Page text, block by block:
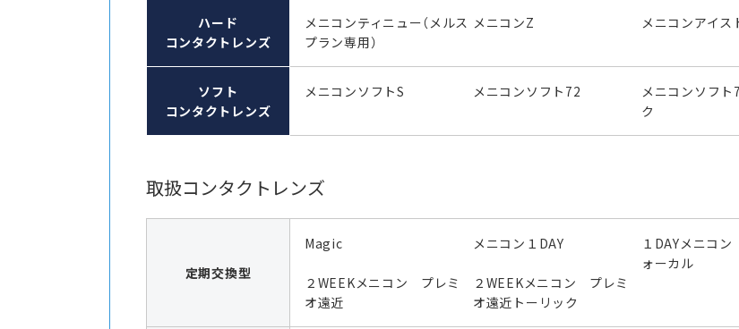
ハード
コンタクトレンズ
メニコンティニュー（メルス
プラン専用）
メニコンZ メニコンアイス
ソフト
コンタクトレンズ
メニコンソフトS メニコンソフト72
メニコンソフト
ク
取扱コンタクトレンズ
定期交換型
Magic メニコン１DAY
１DAYメニコ
ォーカル
２WEEKメニコン プレミ
オ遠近
２WEEKメニコン プレミ
オ遠近トーリック